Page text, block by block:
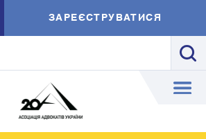
ЗАРЕЄСТРУВАТИСЯ